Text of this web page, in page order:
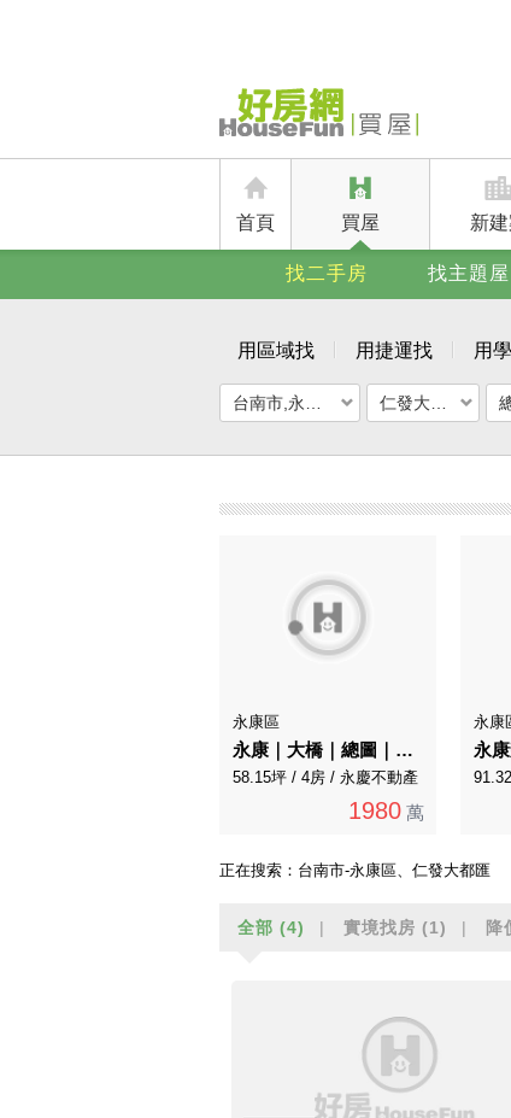
首頁 買屋 新
找二手房 找主題屋
用區域找 用捷運找 用
永康區
永康｜大橋｜總圖｜邊間三角窗車墅
58.15坪 / 4房 / 永慶不動產
1980 萬
永康
正在搜索： 台南市-永康區、仁發大都匯
全部 (4) 實境找房 (1) 降